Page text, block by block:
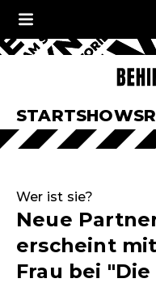
STARTSHOWS
Wer ist sie?
Neue
erscheint
Frau bei